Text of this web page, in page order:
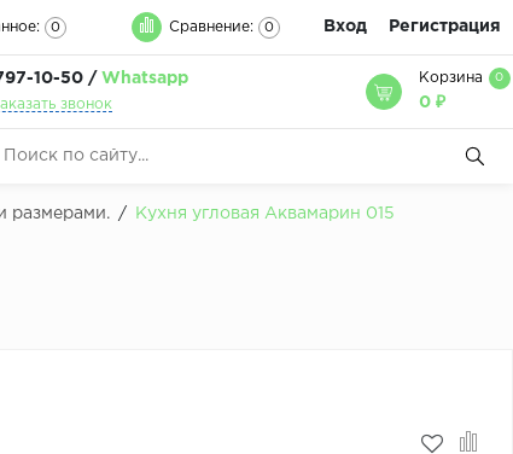
0 Сравнение: 0 Вход Регистрация
10-50 / Whatsapp
звонок
Корзина 0
0 ₽
размерами. / Кухня угловая Аквамарин 015